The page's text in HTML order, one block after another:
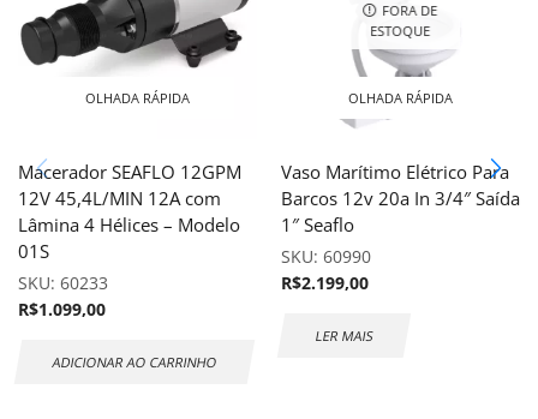
OLHADA RÁPIDA
Macerador SEAFLO 12GPM
12V 45,4L/MIN 12A com
Lâmina 4 Hélices – Modelo
01S
SKU: 60233
R$1.099,00
ADICIONAR AO CARRINHO
FORA DE
ESTOQUE
OLHADA RÁPIDA
Vaso Marítimo Elétrico Para
Barcos 12v 20a In 3/4″ Saída
1″ Seaflo
SKU: 60990
R$2.199,00
LER MAIS